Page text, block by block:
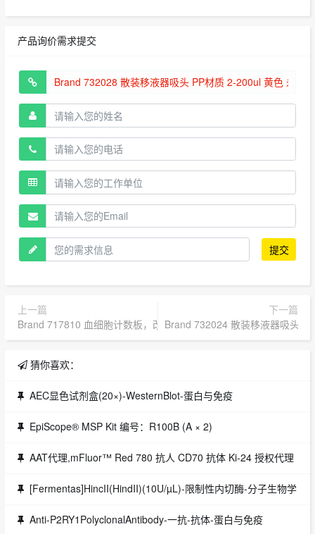
产品询价需求提交
提交
上一篇
Brand 717810 血细胞计数板，改进Neubauer型，明线型 | 授权代理
下一篇
Brand 732024 散装移液器吸头
猜你喜欢：
AEC显色试剂盒(20×)-WesternBlot-蛋白与免疫
EpiScope® MSP Kit 编号：R100B (A × 2)
AAT代理,mFluor™ Red 780 抗人 CD70 抗体 Ki-24 授权代理
[Fermentas]HincII(HindII)(10U/µL)-限制性内切酶-分子生物学
Anti-P2RY1PolyclonalAntibody-一抗-抗体-蛋白与免疫